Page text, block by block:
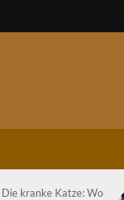
Die kranke Katze: Wo